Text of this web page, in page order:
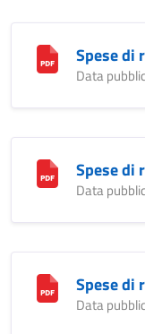
Spese di
Data
Spese di
Data
Spese di
Data